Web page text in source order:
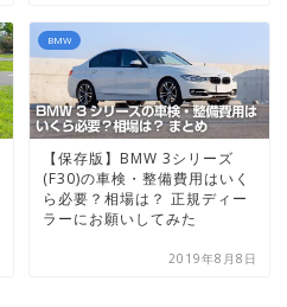
BMW
【保存版】BMW 3シリーズ
(F30)の車検・整備費用はいく
ら必要？相場は？ 正規ディー
ラーにお願いしてみた
2019年8月8日